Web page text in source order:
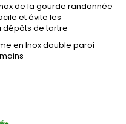
de la gourde randonnée
et évite les
de tartre
en Inox double paroi